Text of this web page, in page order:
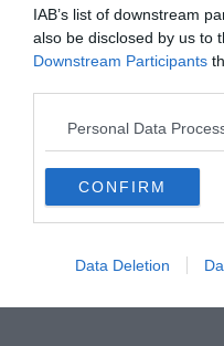
IAB’s list of downstream
also be disclosed by us to
Downstream Participants
Personal Data
CONFIRM
Data Deletion